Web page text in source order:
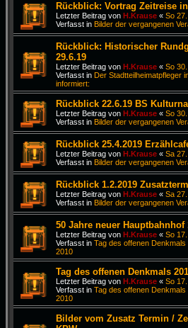
Rückblick: Vortrag Zeitreise
Letzter Beitrag von H.Krause « So
Verfasst in Bilder der vergangenen
Rückblick: Historischer
29.6.19
Letzter Beitrag von H.Krause « So
Verfasst in Der Stadtteilheimatpfleger
informiert:
Rückblick 22.6.19 BS
Letzter Beitrag von H.Krause « So
Verfasst in Bilder der vergangenen
Rückblick 25.4.2019
Letzter Beitrag von H.Krause « Sa
Verfasst in Bilder der vergangenen
Rückblick 1.2.2019
Letzter Beitrag von H.Krause « Sa
Verfasst in Bilder der vergangenen
50 Jahre neuer Hauptbahnhof
Letzter Beitrag von H.Krause « So
Verfasst in Tag des offenen
2010
Tag des offenen Denkmals
Letzter Beitrag von H.Krause « So
Verfasst in Tag des offenen
2010
Bilder vom Zusatz Termin /